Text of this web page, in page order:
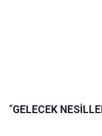
“GELECEK